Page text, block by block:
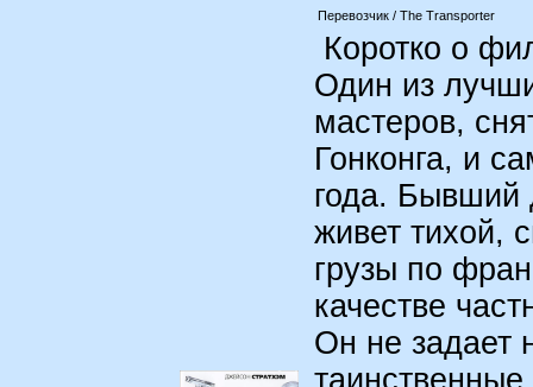
Перевозчик / The Transporter
Коротко о
Один из
мастеров,
Гонконга, и
года. Бывший
живет тихой,
грузы по
качестве
Он не задает